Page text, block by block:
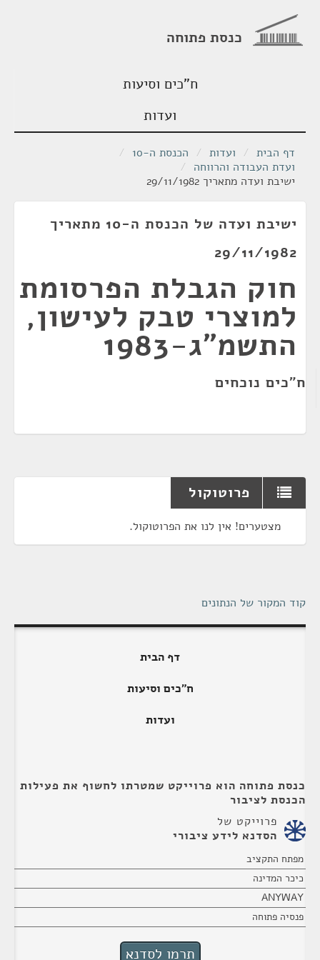
כנסת פתוחה
ח"כים וסיעות
ועדות
דף הבית / ועדות / הכנסת ה-10
/
ועדת העבודה והרווחה /
ישיבת ועדה מתאריך 29/11/1982
ישיבת ועדה של הכנסת ה-10 מתאריך
29/11/1982
חוק הגבלת הפרסומת
למוצרי טבק לעישון,
התשמ"ג-1983
ח"כים נוכחים
פרוטוקול
מצטערים! אין לנו את הפרוטוקול.
קוד המקור של הנתונים
דף הבית
ח"כים וסיעות
ועדות
כנסת פתוחה הוא פרוייקט שמטרתו לחשוף את פעילות
הכנסת לציבור
פרוייקט של
הסדנא לידע ציבורי
מפתח התקציב
כיכר המדינה
ANYWAY
פנסיה פתוחה